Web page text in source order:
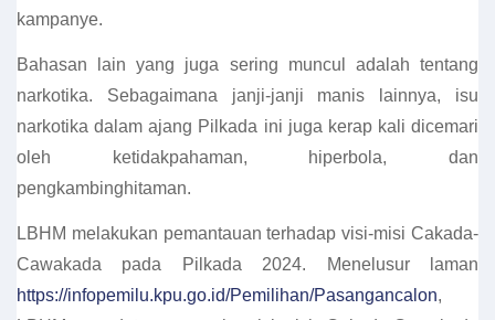
kampanye.
Bahasan lain yang juga sering muncul adalah tentang
narkotika. Sebagaimana janji-janji manis lainnya, isu
narkotika dalam ajang Pilkada ini juga kerap kali dicemari
oleh ketidakpahaman, hiperbola, dan
pengkambinghitaman.
LBHM melakukan pemantauan terhadap visi-misi Cakada-
Cawakada pada Pilkada 2024. Menelusur laman
https://infopemilu.kpu.go.id/Pemilihan/Pasangancalon,